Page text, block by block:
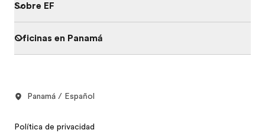
Sobre EF
Oficinas en Panamá
Panamá / Español
Política de privacidad